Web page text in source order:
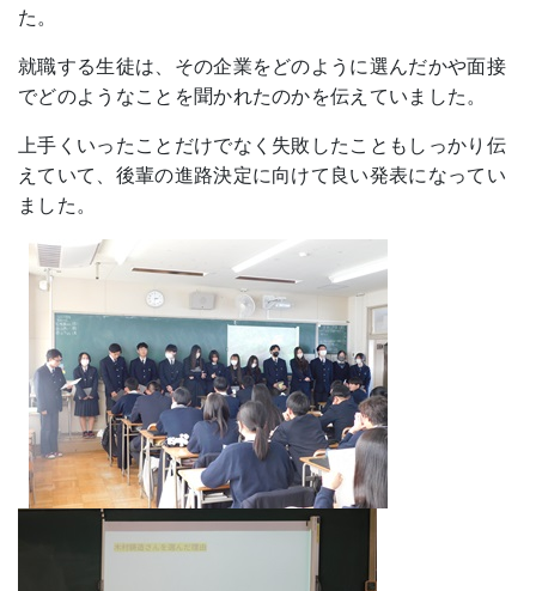
た。
就職する生徒は、その企業をどのように選んだかや面接
でどのようなことを聞かれたのかを伝えていました。
上手くいったことだけでなく失敗したこともしっかり伝
えていて、後輩の進路決定に向けて良い発表になってい
ました。